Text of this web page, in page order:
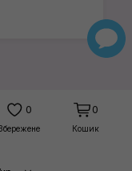
0 0
Кошик